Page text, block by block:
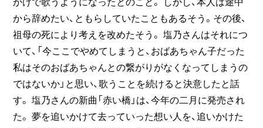
から辞めたい、ともらしていたこともあるそう。その後、
祖母の死により考えを改めたそう。 塩乃さんはそれにつ
いて、「今ここでやめてしまうと、おばあちゃん子だった
私はそのおばあちゃんとの繋がりがなくなってしまうの
ではないか」と思い、歌うことを続けると決意したと話
す。 塩乃さんの新曲「赤い橋」は、今年の二月に発売され
た。 夢を追いかけて去っていった想い人を、追いかけた